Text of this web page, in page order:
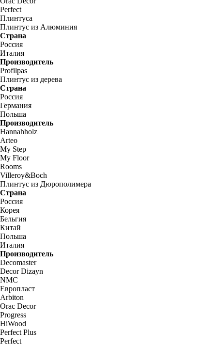
Perfect
Плинтуса
Плинтус из Алюминия
Страна
Россия
Италия
Производитель
Profilpas
Плинтус из дерева
Страна
Россия
Германия
Польша
Производитель
Hannahholz
Arteo
My Step
My Floor
Rooms
Villeroy&Boch
Плинтус из Дюрополимера
Страна
Россия
Корея
Бельгия
Китай
Польша
Италия
Производитель
Decomaster
Decor Dizayn
NMC
Европласт
Arbiton
Orac Decor
Progress
HiWood
Perfect Plus
Perfect